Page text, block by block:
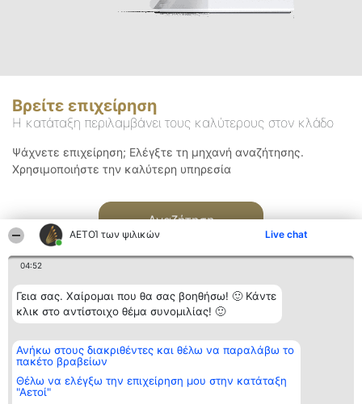
ΑΕΤΟΊ των ψιλικών Live chat
04:52
Γεια σας. Χαίρομαι που θα σας βοηθήσω! 🙂 Κάντε
κλικ στο αντίστοιχο θέμα συνομιλίας! 🙂
Ανήκω στους διακριθέντες και θέλω να παραλάβω το
πακέτο βραβείων
Θέλω να ελέγξω την επιχείρηση μου στην κατάταξη
"Αετοί"
Βρείτε επιχείρηση
Η κατάταξη περιλαμβάνει τους καλύτερους στον κλάδο
Ψάχνετε επιχείρηση; Ελέγξτε τη μηχανή αναζήτησης.
Χρησιμοποιήστε την καλύτερη υπηρεσία
Αναζήτηση
Διοργανωτής της
κατάταξης
BEAUTIFUL COMPANY
ΤΗΛ. ΕΠΙΚΟΙΝΩΝΙΑΣ:
2104128019
Κατάταξη
Διακριθέντες
των
διακριθέντων
Επικοινωνία
Επικοινωνία